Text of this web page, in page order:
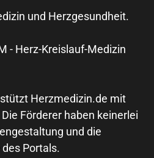
und Herzgesundheit.
- Herz-Kreislauf-Medizin
Herzmedizin.de mit
Förderer haben keinerlei
und die
Portals.